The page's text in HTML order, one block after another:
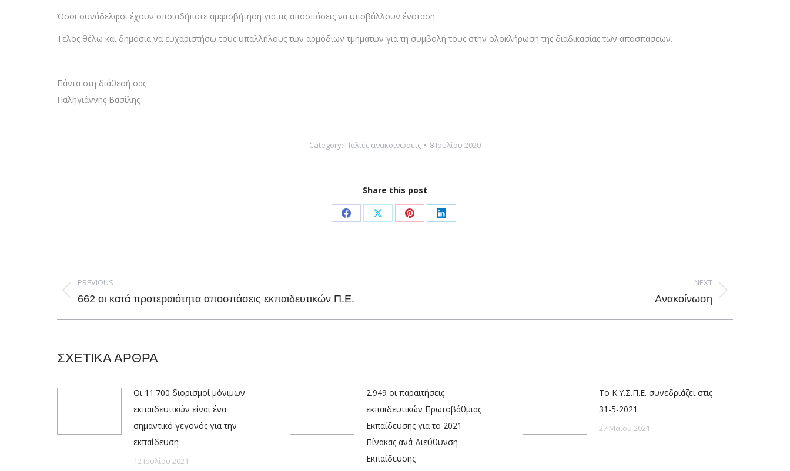
Όσοι συνάδελφοι έχουν οποιαδήποτε αμφισβήτηση για τις αποσπάσεις να υποβάλλουν ένσταση.
Τέλος θέλω και δημόσια να ευχαριστήσω τους υπαλλήλους των αρμόδιων τμημάτων για τη συμβολή τους στην ολοκλήρωση της διαδικασίας των αποσπάσεων.
Πάντα στη διάθεσή σας
Παληγιάννης Βασίλης
Category: Παλιές ανακοινώσεις 8 Ιουλίου 2020
Share this post
Share
Facebook
Share
X
Share
Pinterest
Share
LinkedIn
navigation
PREVIOUS
Previous
662 οι κατά προτεραιότητα αποσπάσεις εκπαιδευτικών Π.Ε.
NEXT
Ανακοίνωση
ΣΧΕΤΙΚΑ ΑΡΘΡΑ
Οι 11.700 διορισμοί μόνιμων
εκπαιδευτικών είναι ένα
σημαντικό γεγονός για την
εκπαίδευση
12 Ιουλίου 2021
2.949 οι παραιτήσεις
εκπαιδευτικών Πρωτοβάθμιας
Εκπαίδευσης για το 2021
Πίνακας ανά Διεύθυνση
Εκπαίδευσης
Το Κ.Υ.Σ.Π.Ε. συνεδριάζει στις
31-5-2021
27 Μαΐου 2021